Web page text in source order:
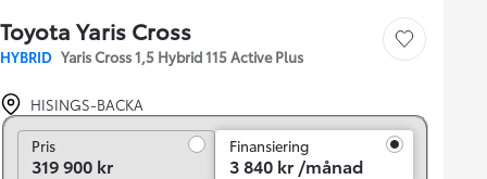
Toyota Yaris Cross
HYBRID Yaris Cross 1,5 Hybrid 115 Active Plus
Save car
HISINGS-BACKA
PrisPris
319 900 kr
Finansiering
3 840 kr /månad